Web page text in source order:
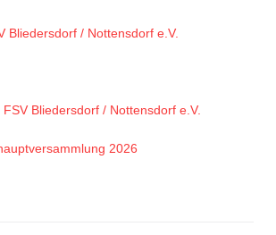
Bliedersdorf / Nottensdorf e.V.
Bliedersdorf / Nottensdorf e.V.
2026